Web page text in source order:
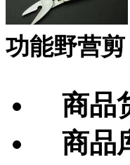
功能野营剪
商品
商品